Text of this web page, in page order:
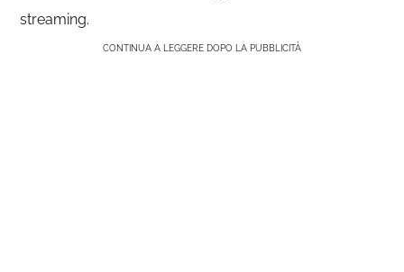
streaming.
CONTINUA A LEGGERE DOPO LA PUBBLICITÀ